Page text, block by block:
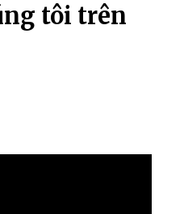
tôi trên